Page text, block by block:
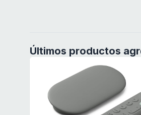
Últimos productos